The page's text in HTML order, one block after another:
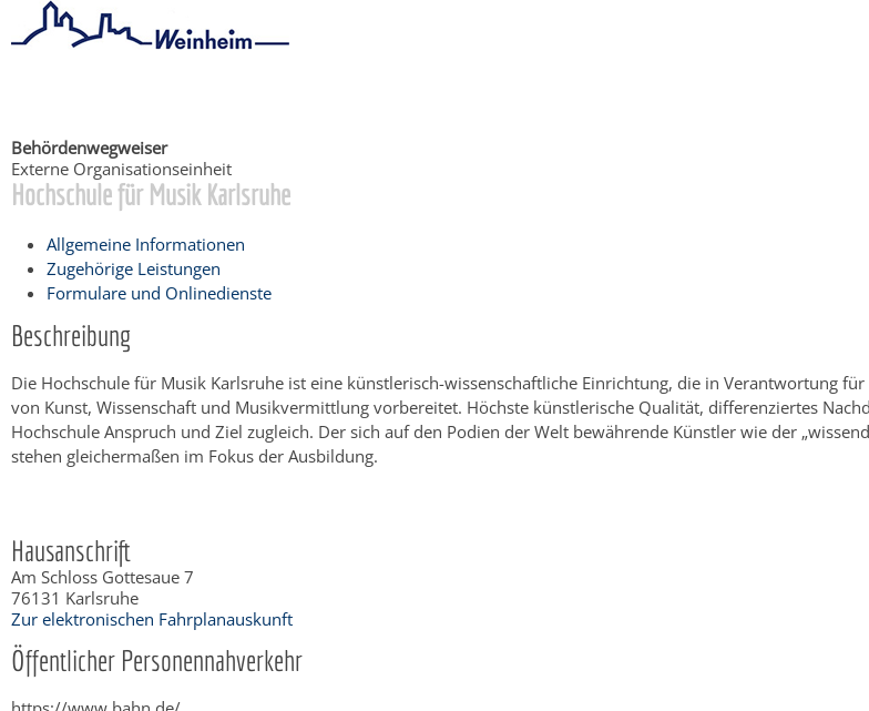
Behördenwegweiser
Externe Organisationseinheit
Hochschule für Musik Karlsruhe
Allgemeine Informationen
Zugehörige Leistungen
Formulare und Onlinedienste
Beschreibung
Die Hochschule für Musik Karlsruhe ist eine künstlerisch-wissenschaftliche Einrichtung, die in Verantwortung
von Kunst, Wissenschaft und Musikvermittlung vorbereitet. Höchste künstlerische Qualität, differenziertes
Hochschule Anspruch und Ziel zugleich. Der sich auf den Podien der Welt bewährende Künstler wie der
stehen gleichermaßen im Fokus der Ausbildung.
Hausanschrift
Am Schloss Gottesaue 7
76131 Karlsruhe
Zur elektronischen Fahrplanauskunft
Öffentlicher Personennahverkehr